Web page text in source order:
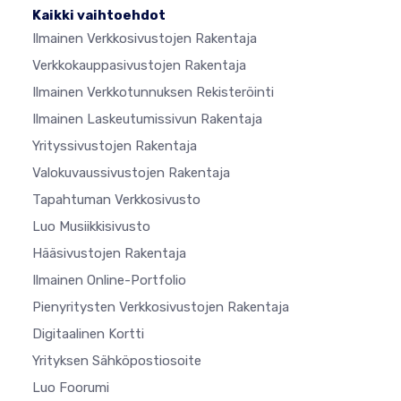
Kaikki vaihtoehdot
Ilmainen Verkkosivustojen Rakentaja
Verkkokauppasivustojen Rakentaja
Ilmainen Verkkotunnuksen Rekisteröinti
Ilmainen Laskeutumissivun Rakentaja
Yrityssivustojen Rakentaja
Valokuvaussivustojen Rakentaja
Tapahtuman Verkkosivusto
Luo Musiikkisivusto
Hääsivustojen Rakentaja
Ilmainen Online-Portfolio
Pienyritysten Verkkosivustojen Rakentaja
Digitaalinen Kortti
Yrityksen Sähköpostiosoite
Luo Foorumi